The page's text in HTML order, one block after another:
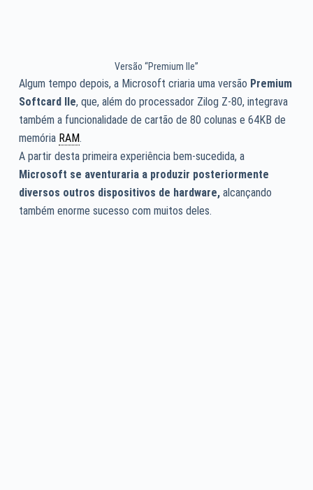
Versão “Premium IIe”
Algum tempo depois, a Microsoft criaria uma versão Premium
Softcard IIe, que, além do processador Zilog Z-80, integrava
também a funcionalidade de cartão de 80 colunas e 64KB de
memória RAM.
A partir desta primeira experiência bem-sucedida, a
Microsoft se aventuraria a produzir posteriormente
diversos outros dispositivos de hardware,alcançando
também enorme sucesso com muitos deles.